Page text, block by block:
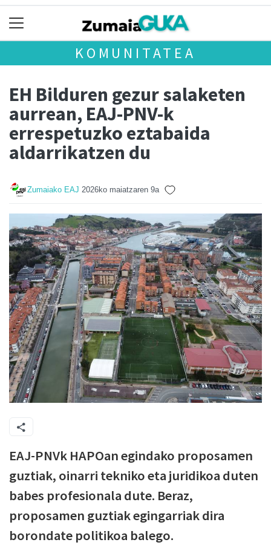
KOMUNITATEA
EH Bilduren gezur salaketen
aurrean, EAJ-PNV-k
errespetuzko eztabaida
aldarrikatzen du
Zumaiako EAJ 2026ko maiatzaren 9a
EAJ-PNVk HAPOan egindako proposamen
guztiak, oinarri tekniko eta juridikoa duten
babes profesionala dute. Beraz,
proposamen guztiak egingarriak dira
borondate politikoa balego.